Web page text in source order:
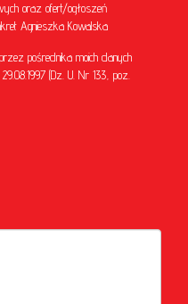
oraz ofert/ogłoszeń
Agnieszka Kowalska
pośrednika moich danych
(Dz. U. Nr 133, poz.